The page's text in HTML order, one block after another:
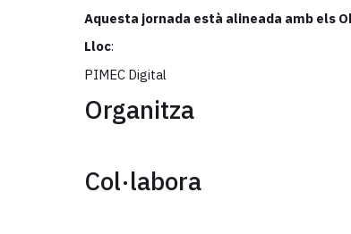
Aquesta jornada està alineada amb els
Lloc:
PIMEC Digital
Organitza
Col·labora